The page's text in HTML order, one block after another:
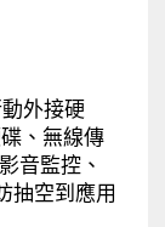
外接硬
、無線傳
音監控、
抽空到應用